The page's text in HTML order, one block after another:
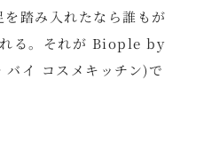
踏み入れたなら誰もが
る。それが Biople by
イ コスメキッチン)で